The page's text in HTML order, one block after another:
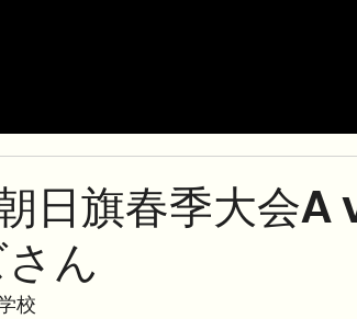
日旗春季大会A
ん
校